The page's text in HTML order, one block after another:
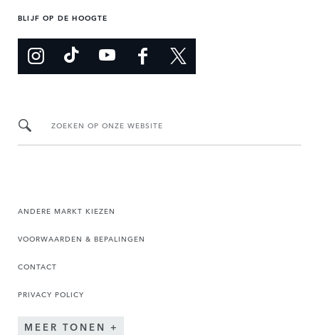
BLIJF OP DE HOOGTE
ZOEKEN OP ONZE WEBSITE
ANDERE MARKT KIEZEN
VOORWAARDEN & BEPALINGEN
CONTACT
PRIVACY POLICY
MEER TONEN